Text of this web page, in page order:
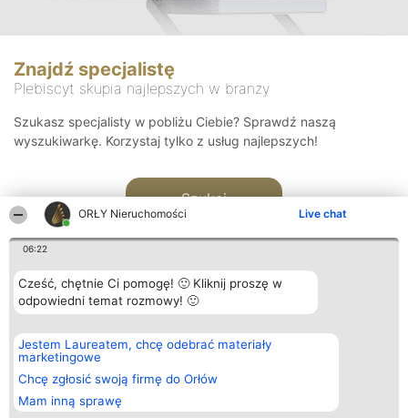
ORŁY Nieruchomości Live chat
06:22
Cześć, chętnie Ci pomogę! 🙂 Kliknij proszę w
odpowiedni temat rozmowy! 🙂
Jestem Laureatem, chcę odebrać materiały
marketingowe
Chcę zgłosić swoją firmę do Orłów
Mam inną sprawę
Znajdź specjalistę
Plebiscyt skupia najlepszych w branży
Szukasz specjalisty w pobliżu Ciebie? Sprawdź naszą
wyszukiwarkę. Korzystaj tylko z usług najlepszych!
Szukaj
Organizator plebiscytu
Bright Side Solutions sp. z o.
o. sp. k.
ul. Ruska 22
Wrocław 50-079
KRS 0000749100 | Regon
381313360 | NIP 8943132676
Plebiscyt
Laureaci
wszystkich
Laureatów
Regulamin
Kontakt
Kontakt